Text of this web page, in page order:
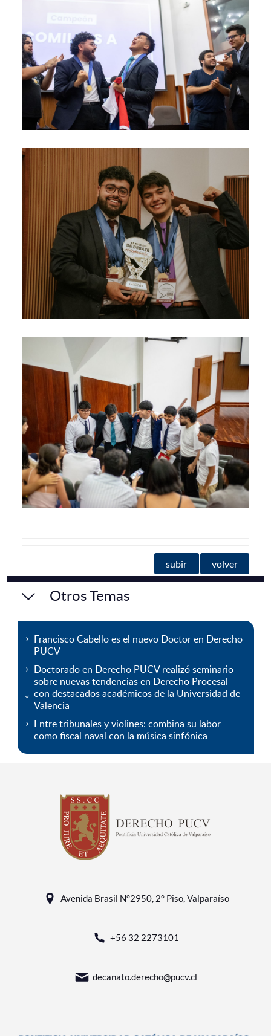
subir volver
Otros Temas
Francisco Cabello es el nuevo Doctor en Derecho
PUCV
Doctorado en Derecho PUCV realizó seminario
sobre nuevas tendencias en Derecho Procesal
con destacados académicos de la Universidad de
Valencia
Entre tribunales y violines: combina su labor
como fiscal naval con la música sinfónica
Avenida Brasil N°2950, 2° Piso, Valparaíso
+56 32 2273101
decanato.derecho@pucv.cl